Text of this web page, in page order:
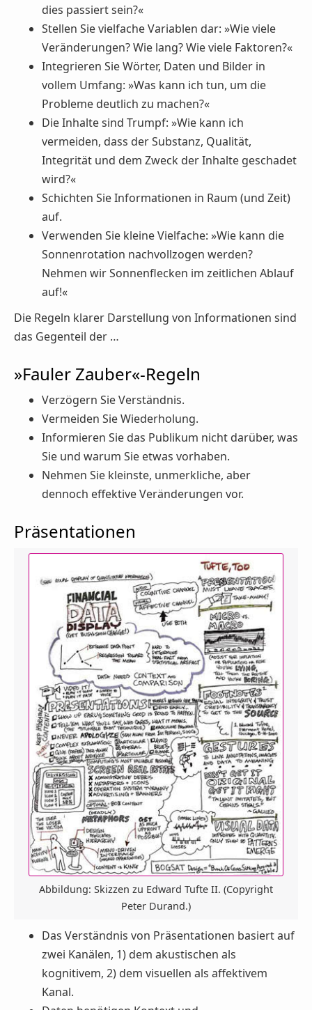
dies passiert sein?«
Stellen Sie vielfache Variablen dar: »Wie viele
Veränderungen? Wie lang? Wie viele Faktoren?«
Integrieren Sie Wörter, Daten und Bilder in
vollem Umfang: »Was kann ich tun, um die
Probleme deutlich zu machen?«
Die Inhalte sind Trumpf: »Wie kann ich
vermeiden, dass der Substanz, Qualität,
Integrität und dem Zweck der Inhalte geschadet
wird?«
Schichten Sie Informationen in Raum (und Zeit)
auf.
Verwenden Sie kleine Vielfache: »Wie kann die
Sonnenrotation nachvollzogen werden?
Nehmen wir Sonnenflecken im zeitlichen Ablauf
auf!«
Die Regeln klarer Darstellung von Informationen sind
das Gegenteil der …
»Fauler Zauber«-Regeln
Verzögern Sie Verständnis.
Vermeiden Sie Wiederholung.
Informieren Sie das Publikum nicht darüber, was
Sie und warum Sie etwas vorhaben.
Nehmen Sie kleinste, unmerkliche, aber
dennoch effektive Veränderungen vor.
Präsentationen
Abbildung: Skizzen zu Edward Tufte II. (Copyright
Peter Durand.)
Das Verständnis von Präsentationen basiert auf
zwei Kanälen, 1) dem akustischen als
kognitivem, 2) dem visuellen als affektivem
Kanal.